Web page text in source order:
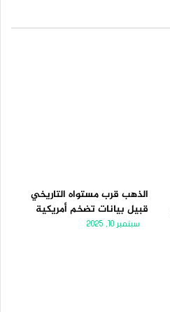
الذهب قرب مستواه التاريخي
قبيل بيانات تضخم أمريكية
سبتمبر 10, 2025